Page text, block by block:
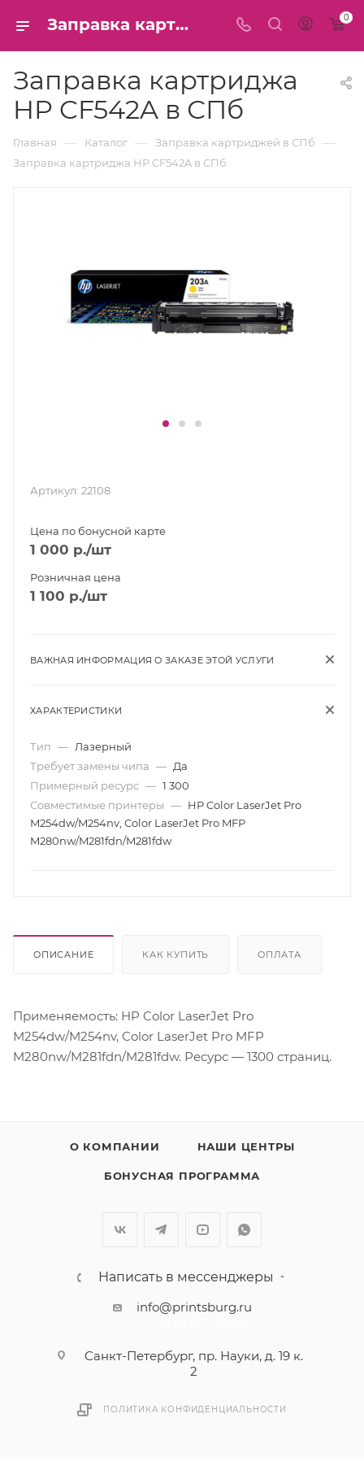
Заправка картриджа HP CF542A в СПб 0
Заправка картриджа
HP CF542A в СПб
Главная — Каталог — Заправка картриджей в СПб —
Заправка картриджа HP CF542A в СПб
Артикул: 22108
Цена по бонусной карте
1 000 р./шт
Розничная цена
1 100 р./шт
ВАЖНАЯ ИНФОРМАЦИЯ О ЗАКАЗЕ ЭТОЙ УСЛУГИ
ХАРАКТЕРИСТИКИ
Тип — Лазерный
Требует замены чипа — Да
Примерный ресурс — 1 300
Совместимые принтеры — HP Color LaserJet Pro
M254dw/M254nv, Color LaserJet Pro MFP
M280nw/M281fdn/M281fdw
ОПИСАНИЕ КАК КУПИТЬ ОПЛАТА
Применяемость: HP Color LaserJet Pro
M254dw/M254nv, Color LaserJet Pro MFP
M280nw/M281fdn/M281fdw. Ресурс — 1300 страниц.
О КОМПАНИИ НАШИ ЦЕНТРЫ
БОНУСНАЯ ПРОГРАММА
Написать в мессенджеры
info@printsburg.ru
Санкт-Петербург, пр. Науки, д. 19 к.
2
ПОЛИТИКА КОНФИДЕНЦИАЛЬНОСТИ